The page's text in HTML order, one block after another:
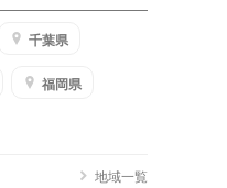
千葉県
福岡県
地域一覧